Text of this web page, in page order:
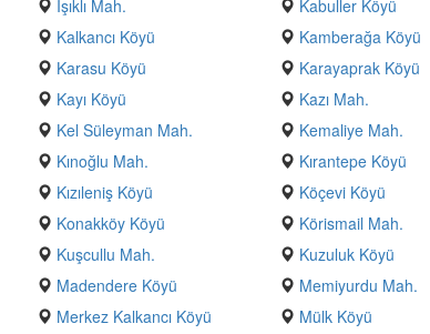
Işıklı Mah.
Kabuller Köyü
Kalkancı Köyü
Kamberağa Köyü
Karasu Köyü
Karayaprak Köyü
Kayı Köyü
Kazı Mah.
Kel Süleyman Mah.
Kemaliye Mah.
Kınoğlu Mah.
Kırantepe Köyü
Kızıleniş Köyü
Köçevi Köyü
Konakköy Köyü
Körismail Mah.
Kuşcullu Mah.
Kuzuluk Köyü
Madendere Köyü
Memiyurdu Mah.
Merkez Kalkancı Köyü
Mülk Köyü